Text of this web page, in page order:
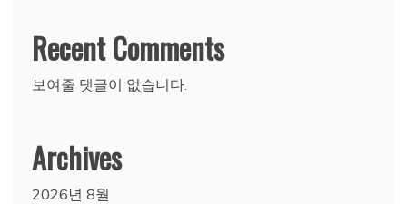
Recent Comments
보여줄 댓글이 없습니다.
Archives
2026년 8월